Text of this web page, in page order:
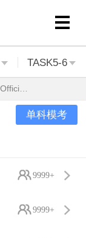
TASK5-6
单科模考
9999+
9999+